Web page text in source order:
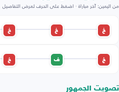
من اليمين: آخر مباراة · اضغط على الحرف لعرض التفاصيل
خ خ خ
خ ف خ
تصويت الجمهور